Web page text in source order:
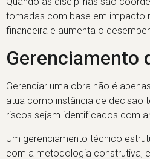
tomadas com base em impacto
financeira e aumenta o
Gerenciamento
Gerenciar uma obra não é
atua como instância de decisão
riscos sejam identificados com
Um gerenciamento técnico
com a metodologia construtiva,